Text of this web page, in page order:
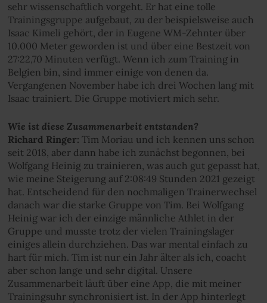
sehr wissenschaftlich vorgeht. Er hat eine tolle
Trainingsgruppe aufgebaut, zu der beispielsweise auch
Isaac Kimeli gehört, der in Eugene WM-Zehnter über
10.000 Meter geworden ist und über eine Bestzeit von
27:22,70 Minuten verfügt. Wenn ich zum Training in
Belgien bin, sind immer einige von denen da.
Vergangenen November habe ich drei Wochen lang mit
Isaac trainiert. Die Gruppe motiviert mich sehr.
Wie ist diese Zusammenarbeit entstanden?
Richard Ringer: Tim Moriau und ich kennen uns schon
seit 2018, aber dann habe ich zunächst begonnen, bei
Wolfgang Heinig zu trainieren, was auch gut gepasst hat,
wie meine Steigerung auf 2:08:49 Stunden 2021 gezeigt
hat. Entscheidend für den nochmaligen Trainerwechsel
danach war die starke Gruppe von Tim. Bei Wolfgang
Heinig war ich der einzige männliche Athlet in der
Gruppe und musste trotz der vielen Trainingslager
einiges allein durchziehen. Das war mental einfach zu
hart für mich. Tim ist nur ein Jahr älter als ich, coacht
aber schon lange und sehr digital. Unsere
Zusammenarbeit läuft über eine App, die mit meiner
Trainingsuhr synchronisiert ist. In der App hinterlegt